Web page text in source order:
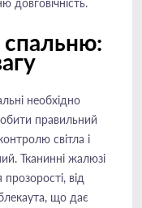
довговічність.
спальню:
необхідно
правильний
світла і
Тканинні жалюзі
від
що дає